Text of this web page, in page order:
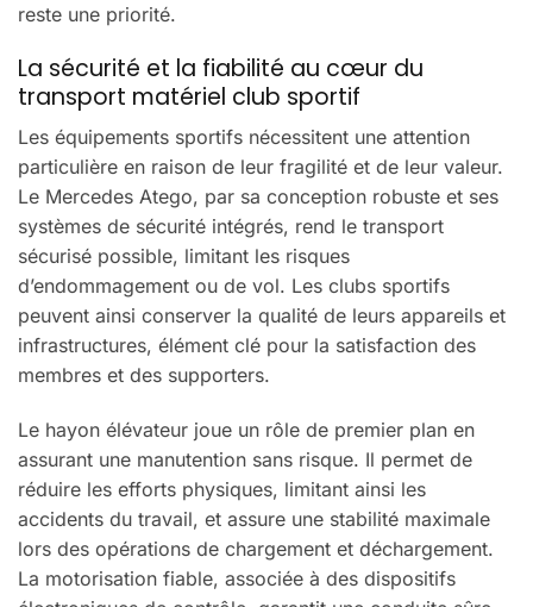
reste une priorité.
La sécurité et la fiabilité au cœur du
transport matériel club sportif
Les équipements sportifs nécessitent une attention
particulière en raison de leur fragilité et de leur valeur.
Le Mercedes Atego, par sa conception robuste et ses
systèmes de sécurité intégrés, rend le transport
sécurisé possible, limitant les risques
d’endommagement ou de vol. Les clubs sportifs
peuvent ainsi conserver la qualité de leurs appareils et
infrastructures, élément clé pour la satisfaction des
membres et des supporters.
Le hayon élévateur joue un rôle de premier plan en
assurant une manutention sans risque. Il permet de
réduire les efforts physiques, limitant ainsi les
accidents du travail, et assure une stabilité maximale
lors des opérations de chargement et déchargement.
La motorisation fiable, associée à des dispositifs